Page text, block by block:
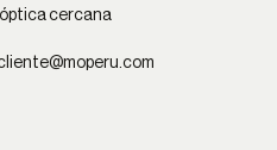
cercana